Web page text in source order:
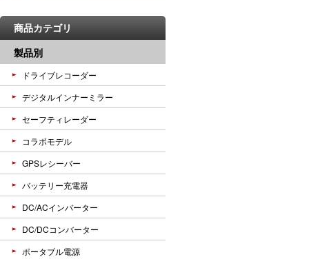
商品カテゴリ
製品別
ドライブレコーダー
デジタルインナーミラー
セーフティレーダー
コラボモデル
GPSレシーバー
バッテリー充電器
DC/ACインバーター
DC/DCコンバーター
ポータブル電源